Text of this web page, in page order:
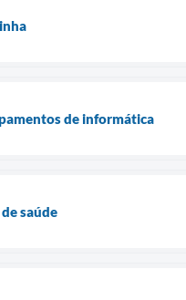
de informática
saúde